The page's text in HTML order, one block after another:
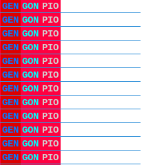
GEN GON PIO
GEN GON PIO
GEN GON PIO
GEN GON PIO
GEN GON PIO
GEN GON PIO
GEN GON PIO
GEN GON PIO
GEN GON PIO
GEN GON PIO
GEN GON PIO
GEN GON PIO